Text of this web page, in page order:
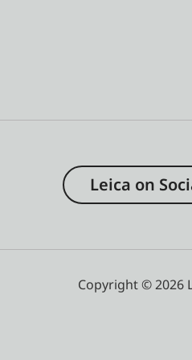
Leica on
Copyright © 2026